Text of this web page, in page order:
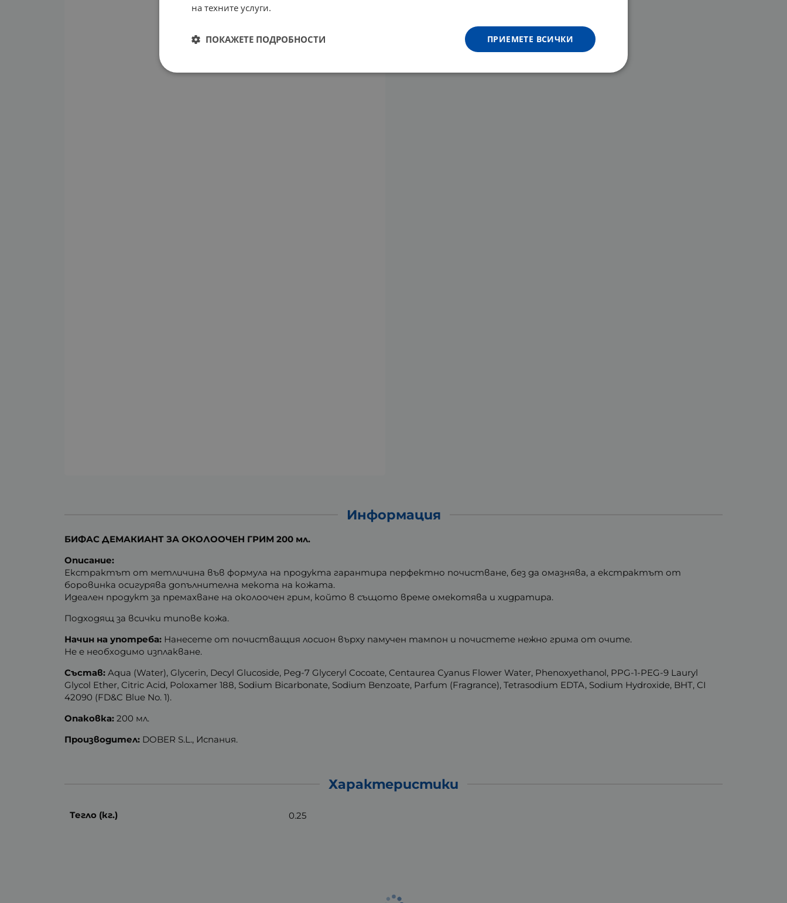
Информация
БИФАС ДЕМАКИАНТ ЗА ОКОЛООЧЕН ГРИМ 200 мл.
Описание:
Екстрактът от метличина във формула на продукта гарантира перфектно почистване, без да омазнява, а екстрактът от
боровинка осигурява допълнителна мекота на кожата.
Идеален продукт за премахване на околоочен грим, който в същото време омекотява и хидратира.
Подходящ за всички типове кожа.
Начин на употреба: Нанесете от почистващия лосион върху памучен тампон и почистете нежно грима от очите.
Не е необходимо изплакване.
Състав: Aqua (Water), Glycerin, Decyl Glucoside, Peg-7 Glyceryl Cocoate, Centaurea Cyanus Flower Water, Phenoxyethanol, PPG-1-PEG-9 Lauryl
Glycol Ether, Citric Acid, Poloxamer 188, Sodium Bicarbonate, Sodium Benzoate, Parfum (Fragrance), Tetrasodium EDTA, Sodium Hydroxide, BHT, CI
42090 (FD&C Blue No. 1).
Опаковка: 200 мл.
Производител: DOBER S.L., Испания.
Характеристики
Тегло (кг.) 0.25
на техните услуги.
ПРИЕМЕТЕ ВСИЧКИ
ПОКАЖЕТЕ ПОДРОБНОСТИ